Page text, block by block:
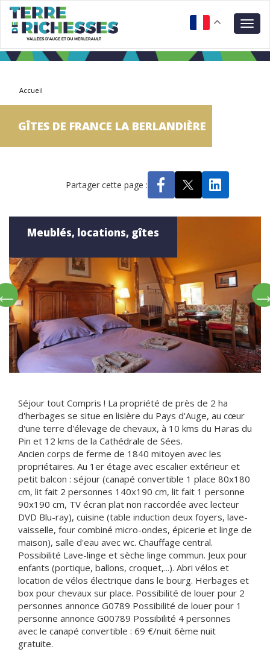
Aller
contenu
principal
Accueil
GÎTES DE FRANCE LA BERLANDIÈRE
Partager cette page :
Meublés, locations, gîtes
Séjour tout Compris ! La propriété de près de 2 ha
d'herbages se situe en lisière du Pays d'Auge, au cœur
d'une terre d'élevage de chevaux, à 10 kms du Haras du
Pin et 12 kms de la Cathédrale de Sées.
Ancien corps de ferme de 1840 mitoyen avec les
propriétaires. Au 1er étage avec escalier extérieur et
petit balcon : séjour (canapé convertible 1 place 80x180
cm, lit fait 2 personnes 140x190 cm, lit fait 1 personne
90x190 cm, TV écran plat non raccordée avec lecteur
DVD Blu-ray), cuisine (table induction deux foyers, lave-
vaisselle, four combiné micro-ondes, épicerie et linge de
maison), salle d'eau avec wc. Chauffage central.
Possibilité Lave-linge et sèche linge commun. Jeux pour
enfants (portique, ballons, croquet,...). Abri vélos et
location de vélos électrique dans le bourg. Herbages et
box pour chevaux sur place. Possibilité de louer pour 2
personnes annonce G0789 Possibilité de louer pour 1
personne annonce G00789 Possibilité 4 personnes
avec le canapé convertible : 69 €/nuit 6ème nuit
gratuite.
Panneau de gestion des cookies